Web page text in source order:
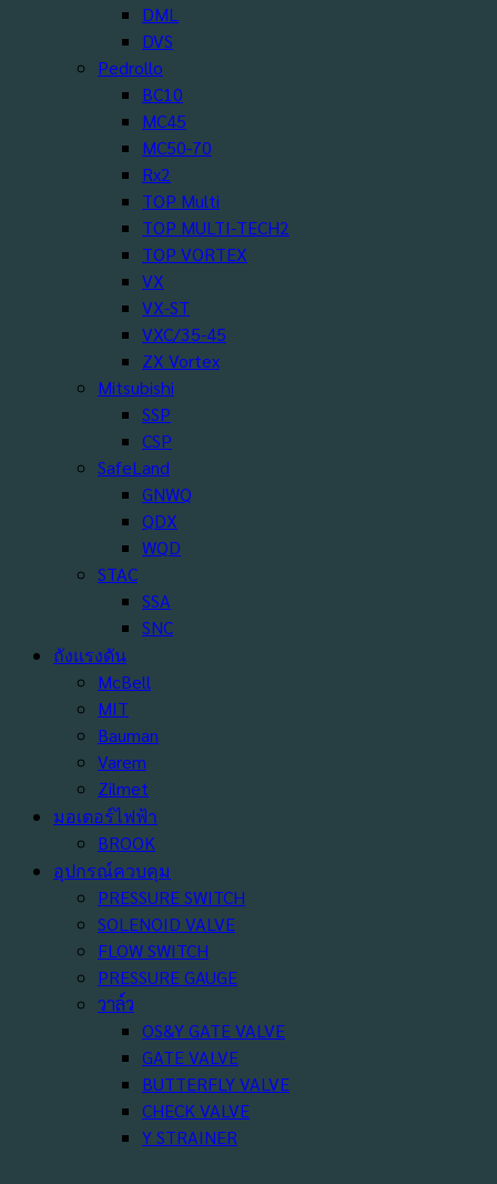
DML
DVS
Pedrollo
BC10
MC45
MC50-70
Rx2
TOP Multi
TOP MULTI-TECH2
TOP VORTEX
VX
VX-ST
VXC/35-45
ZX Vortex
Mitsubishi
SSP
CSP
SafeLand
GNWQ
QDX
WQD
STAC
SSA
SNC
ถังแรงดัน
McBell
MIT
Bauman
Varem
Zilmet
มอเตอร์ไฟฟ้า
BROOK
อุปกรณ์ควบคุม
PRESSURE SWITCH
SOLENOID VALVE
FLOW SWITCH
PRESSURE GAUGE
วาล์ว
OS&Y GATE VALVE
GATE VALVE
BUTTERFLY VALVE
CHECK VALVE
Y STRAINER